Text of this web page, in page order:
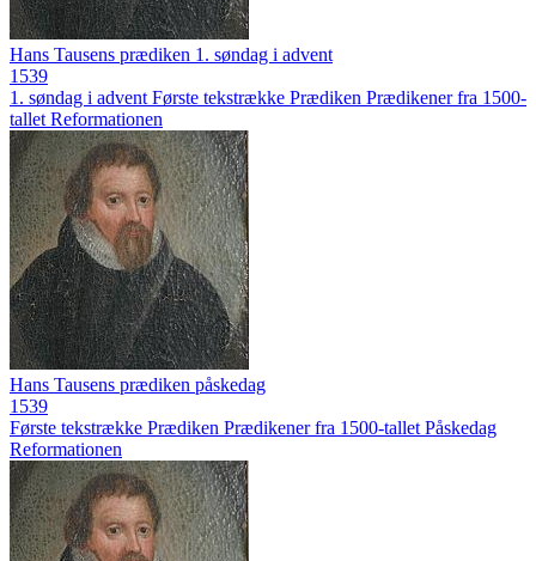
Hans Tausens prædiken 1. søndag i advent
1539
1. søndag i advent Første tekstrække Prædiken Prædikener fra 1500-
tallet Reformationen
Hans Tausens prædiken påskedag
1539
Første tekstrække Prædiken Prædikener fra 1500-tallet Påskedag
Reformationen